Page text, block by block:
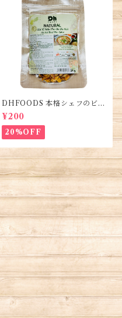
DHFOODS 本格シェフのビー
フフォーのセット・Gia Vị Ph
ở Bò Hà Nội
¥200
20%OFF